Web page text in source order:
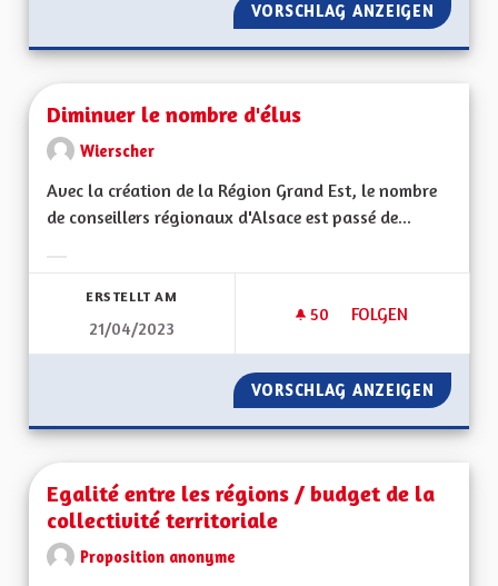
VORSCHLAG ANZEIGEN
Diminuer le nombre d'élus
Wierscher
Avec la création de la Région Grand Est, le nombre
de conseillers régionaux d'Alsace est passé de...
ERSTELLT AM
21/04/2023
50 50 FOLLOWER
FOLGEN
DIMINUER LE
VORSCHLAG ANZEIGEN
Egalité entre les régions / budget de la
collectivité territoriale
Proposition anonyme